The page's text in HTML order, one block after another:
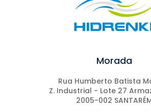
Morada
Rua Humberto Batista
Z. Industrial - Lote 27
2005-002